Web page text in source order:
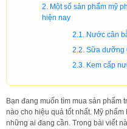
Một số sản phẩm mỹ
hiện nay
Nước cân
Sữa dưỡng
Kem cấp
Bạn đang muốn tìm mua sản phẩm
nào cho hiệu quả tốt nhất. Mỹ
những ai đang cần. Trong bài viết